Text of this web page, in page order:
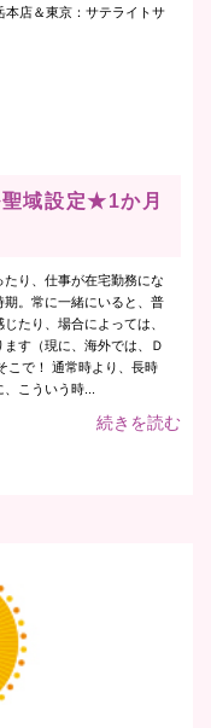
店＆東京：サテライトサ
域設定★1か月
り、仕事が在宅勤務にな
。常に一緒にいると、普
たり、場合によっては、
す（現に、海外では、Ｄ
こで！ 通常時より、長時
こういう時...
続きを読む